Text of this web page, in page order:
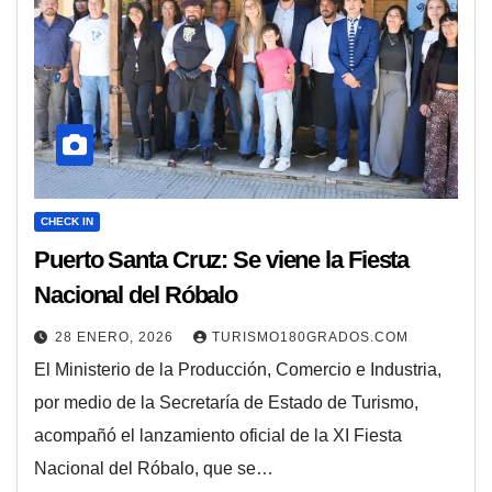
CHECK IN
Puerto Santa Cruz: Se viene la Fiesta
Nacional del Róbalo
28 ENERO, 2026 TURISMO180GRADOS.COM
El Ministerio de la Producción, Comercio e Industria,
por medio de la Secretaría de Estado de Turismo,
acompañó el lanzamiento oficial de la XI Fiesta
Nacional del Róbalo, que se…